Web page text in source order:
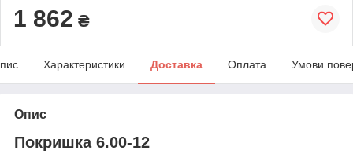
1 862 ₴
Характеристики Доставка Оплата Умови
Опис
Покришка 6.00-12